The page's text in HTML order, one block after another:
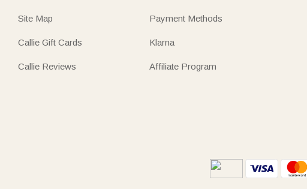
Site Map
Callie Gift Cards
Callie Reviews
Payment Methods
Klarna
Affiliate Program